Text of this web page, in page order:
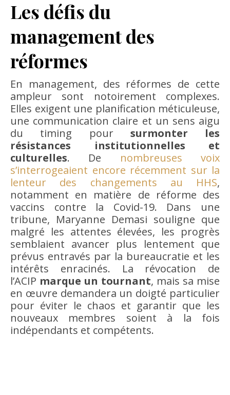
Les défis du
management des
réformes
En management, des réformes de cette
ampleur sont notoirement complexes.
Elles exigent une planification méticuleuse,
une communication claire et un sens aigu
du timing pour surmonter les
résistances institutionnelles et
culturelles. De nombreuses voix
s’interrogeaient encore récemment sur la
lenteur des changements au HHS,
notamment en matière de réforme des
vaccins contre la Covid-19. Dans une
tribune, Maryanne Demasi souligne que
malgré les attentes élevées, les progrès
semblaient avancer plus lentement que
prévus entravés par la bureaucratie et les
intérêts enracinés. La révocation de
l’ACIP marque un tournant, mais sa mise
en œuvre demandera un doigté particulier
pour éviter le chaos et garantir que les
nouveaux membres soient à la fois
indépendants et compétents.